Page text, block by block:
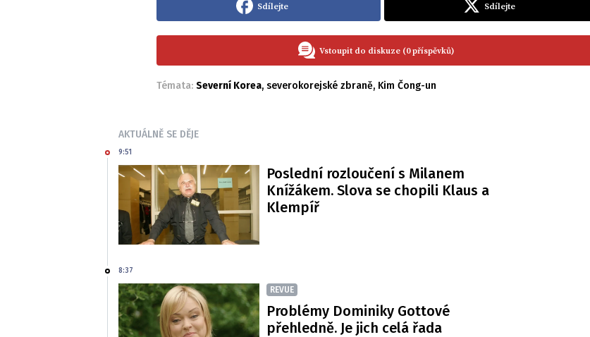
Sdílejte Sdílejte
Vstoupit do diskuze (0 příspěvků)
Témata: Severní Korea, severokorejské zbraně, Kim Čong-un
AKTUÁLNĚ SE DĚJE
9:51
Poslední rozloučení s Milanem
Knížákem. Slova se chopili Klaus a
Klempíř
8:37
REVUE
Problémy Dominiky Gottové
přehledně. Je jich celá řada